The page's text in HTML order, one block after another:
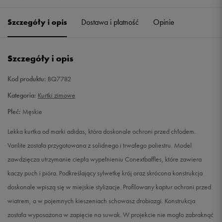
S Powiadom o dostępności
XL Powiadom o dostępności
Szczegóły i opis Dostawa i płatność Opinie
Szczegóły i opis
Kod produktu: BQ7782
Kategoria: Kurtki zimowe
Płeć: Męskie
Lekka kurtka od marki adidas, która doskonale ochroni przed chłodem.
Varilite została przygotowana z solidnego i trwałego poliestru. Model
zawdzięcza utrzymanie ciepła wypełnieniu Conextbaffles, które zawiera
kaczy puch i pióra. Podkreślający sylwetkę krój oraz skrócona konstrukcja
doskonale wpiszą się w miejskie stylizacje. Profilowany kaptur ochroni przed
wiatrem, a w pojemnych kieszeniach schowasz drobiazgi. Konstrukcja
została wyposażona w zapięcie na suwak. W projekcie nie mogło zabraknąć